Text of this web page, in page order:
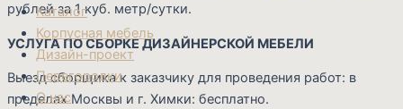
Каталог
Корпусная мебель
Дизайн-проект
Перегородки
О нас
рублей за 1 куб. метр/сутки.
УСЛУГА ПО СБОРКЕ ДИЗАЙНЕРСКОЙ МЕБЕЛИ
Выезд сборщика к заказчику для проведения работ: в
пределах Москвы и г. Химки: бесплатно.